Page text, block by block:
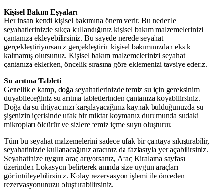
Kişisel Bakım Eşyaları
Her insan kendi kişisel bakımına önem verir. Bu nedenle
seyahatlerinizde sıkça kullandığınız kişisel bakım malzemelerinizi
çantanıza ekleyebilirsiniz. Bu sayede nerede seyahat
gerçekleştiriyorsanız gerçekleştirin kişisel bakımınızdan eksik
kalmamış olursunuz. Kişisel bakım malzemelerinizi seyahat
çantanıza eklerken, öncelik sırasına göre eklemenizi tavsiye ederiz.
Su arıtma Tableti
Genellikle kamp, doğa seyahatlerinizde temiz su için gereksinim
duyabileceğiniz su arıtma tabletlerinden çantanıza koyabilirsiniz.
Doğa da su ihtiyacınızı karşılayacağınız kaynak bulduğunuzda su
şişenizin içerisinde ufak bir miktar koymanız durumunda sudaki
mikropları öldürür ve sizlere temiz içme suyu oluşturur.
Tüm bu seyahat malzemelerini sadece ufak bir çantaya sıkıştırabilir,
seyahatinizde kullanacağınız aracınız da fazlasıyla yer açabilirsiniz.
Seyahatinize uygun araç arıyorsanız, Araç Kiralama sayfası
üzerinden Lokasyon belirterek anında size uygun araçları
görüntüleyebilirsiniz. Kolay rezervasyon işlemi ile önceden
rezervasyonunuzu oluşturabilirsiniz.